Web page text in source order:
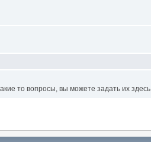
то вопросы, вы можете задать их здесь.